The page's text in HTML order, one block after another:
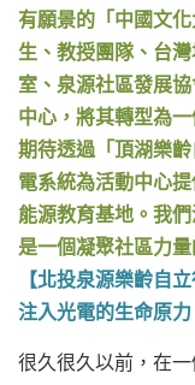
有願景的「中國文
生、教授團隊、台
室、泉源社區發展協
中心，將其轉型為
期待透過「頂湖樂
電系統為活動中心
能源教育基地。 我
是一個凝聚社區力
【北投泉源樂齡自
注入光電的生命原
很久很久以前，在